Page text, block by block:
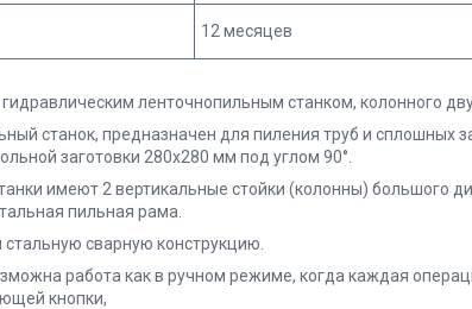
12 месяцев
ленточнопильным станком, колонного
станок, предназначен для пиления труб и сплошных
заготовки 280x280 мм под углом 90°.
имеют 2 вертикальные стойки (колонны) большого
пильная рама.
сварную конструкцию.
работа как в ручном режиме, когда каждая
кнопки,